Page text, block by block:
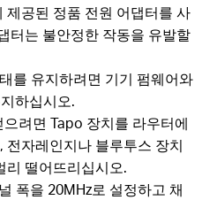
제공된 정품 전원 어댑터를 사
터는 불안정한 작동을 유발할
를 유지하려면 기기 펌웨어와
하십시오.
려면 Tapo 장치를 라우터에
전자레인지나 블루투스 장치
리 떨어뜨리십시오.
폭을 20MHz로 설정하고 채